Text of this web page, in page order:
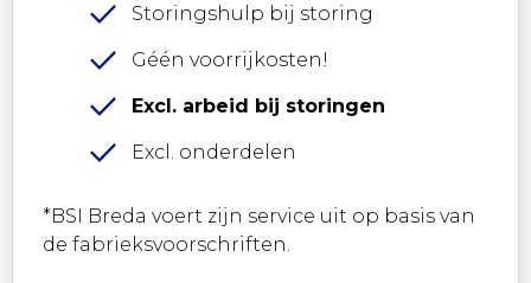
Storingshulp bij storing
Géén voorrijkosten!
Excl. arbeid bij storingen
Excl. onderdelen
*BSI Breda voert zijn service uit op basis van
de fabrieksvoorschriften.